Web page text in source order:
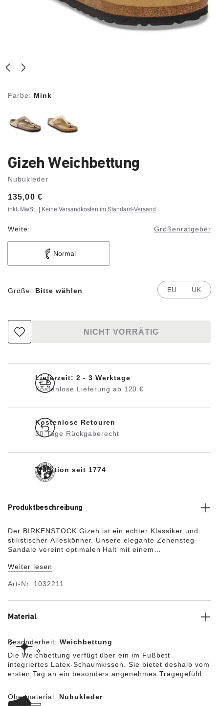
Farbe: Mink
Gizeh Weichbettung
Nubukleder
Price:
135,00 €
inkl. MwSt. | Keine Versandkosten im Standard-Versand
Weite: Größenratgeber
Normal
Größe: Bitte wählen EU UK
NICHT VORRÄTIG
Lieferzeit: 2 - 3 Werktage
Kostenlose Lieferung ab 120 €
Kostenlose Retouren
30 Tage Rückgaberecht
Tradition seit 1774
Produktbeschreibung
Der BIRKENSTOCK Gizeh ist ein echter Klassiker und
stilistischer Alleskönner. Unsere elegante Zehensteg-
Sandale vereint optimalen Halt mit einem
sorgt dank der zusätzlichen Schaumeinlage für eine
ganzen Tag. Das Obermaterial besteht aus
Weiter lesen
Art-Nr. 1032211
Material
Besonderheit: Weichbettung
Die Weichbettung verfügt über ein im Fußbett
integriertes Latex-Schaumkissen. Sie bietet deshalb vom
ersten Tag an ein besonders angenehmes Tragegefühl.
Obermaterial: Nubukleder